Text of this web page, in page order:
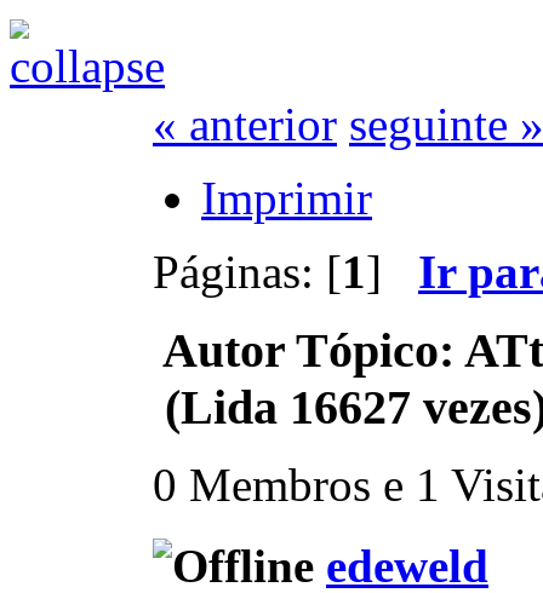
« anterior seguinte »
Imprimir
Páginas: [1] Ir
Autor Tópico:
(Lida 16627
0 Membros e 1
edeweld